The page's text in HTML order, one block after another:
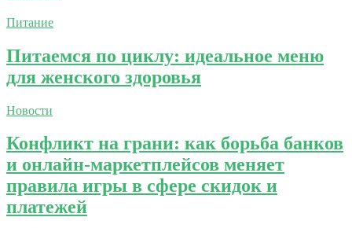
Питание
Питаемся по циклу: идеальное меню
для женского здоровья
Новости
Конфликт на грани: как борьба банков
и онлайн-маркетплейсов меняет
правила игры в сфере скидок и
платежей